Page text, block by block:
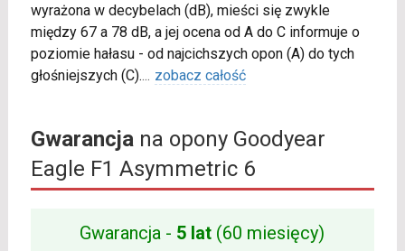
wyrażona w decybelach (dB), mieści się zwykle
między 67 a 78 dB, a jej ocena od A do C informuje o
poziomie hałasu - od najcichszych opon (A) do tych
głośniejszych (C).... zobacz całość
Gwarancjana opony Goodyear
Eagle F1 Asymmetric 6
Gwarancja - 5 lat (60 miesięcy)